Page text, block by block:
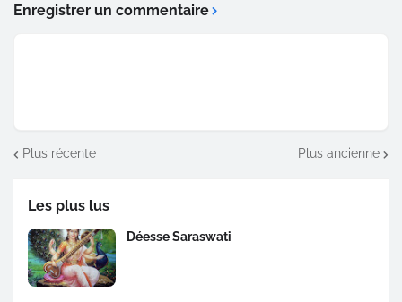
Enregistrer un commentaire
Plus récente Plus ancienne
Les plus lus
Déesse Saraswati